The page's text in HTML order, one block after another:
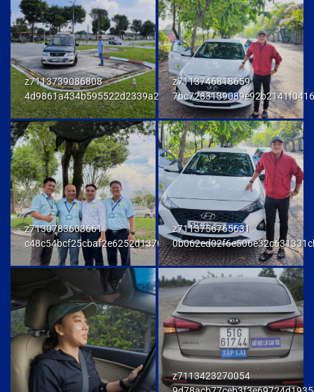
z7113739086808
4d9861a434b595522d2339a23458e048
z7113746818659
z7130783603661
c48c54bcf25cbaf2e6252d137093a294
z7113756765631
z7113423270054